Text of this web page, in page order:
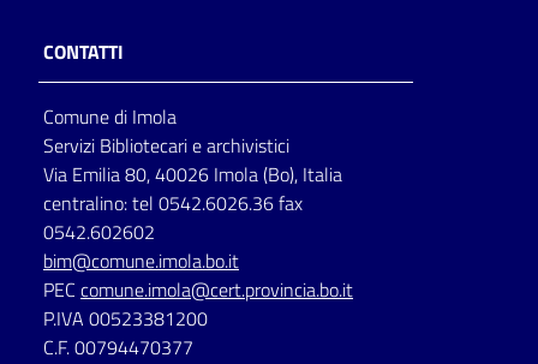
CONTATTI
Comune di Imola
Servizi Bibliotecari e archivistici
Via Emilia 80, 40026 Imola (Bo), Italia
centralino: tel 0542.6026.36 fax
0542.602602
bim@comune.imola.bo.it
PEC comune.imola@cert.provincia.bo.it
P.IVA 00523381200
C.F. 00794470377